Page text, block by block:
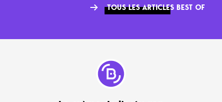
TOUS LES ARTICLES BEST OF